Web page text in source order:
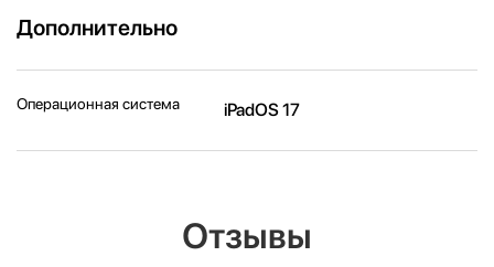
Дополнительно
Операционная система iPadOS 17
Отзывы